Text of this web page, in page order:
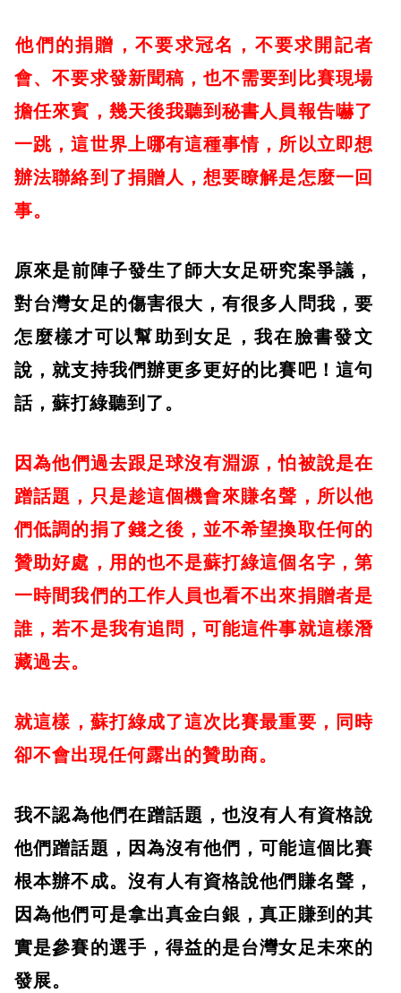
他們的捐贈，不要求冠名，不要求開記者
會、不要求發新聞稿，也不需要到比賽現場
擔任來賓，幾天後我聽到秘書人員報告嚇了
一跳，這世界上哪有這種事情，所以立即想
辦法聯絡到了捐贈人，想要瞭解是怎麼一回
事。
​原來是前陣子發生了師大女足研究案爭議，
對台灣女足的傷害很大，有很多人問我，要
怎麼樣才可以幫助到女足，我在臉書發文
說，就支持我們辦更多更好的比賽吧！這句
話，蘇打綠聽到了。
​因為他們過去跟足球沒有淵源，怕被說是在
蹭話題，只是趁這個機會來賺名聲，所以他
們低調的捐了錢之後，並不希望換取任何的
贊助好處，用的也不是蘇打綠這個名字，第
一時間我們的工作人員也看不出來捐贈者是
誰，若不是我有追問，可能這件事就這樣潛
藏過去。
​就這樣，蘇打綠成了這次比賽最重要，同時
卻不會出現任何露出的贊助商。
​我不認為他們在蹭話題，也沒有人有資格說
他們蹭話題，因為沒有他們，可能這個比賽
根本辦不成。沒有人有資格說他們賺名聲，
因為他們可是拿出真金白銀，真正賺到的其
實是參賽的選手，得益的是台灣女足未來的
發展。